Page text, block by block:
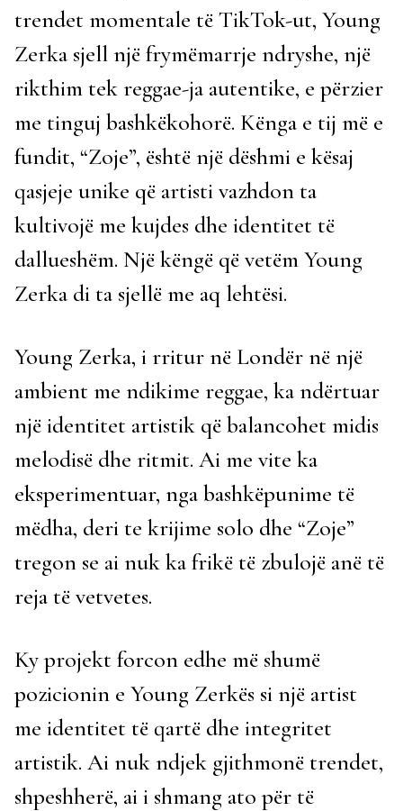
trendet momentale të TikTok-ut, Young
Zerka sjell një frymëmarrje ndryshe, një
rikthim tek reggae-ja autentike, e përzier
me tinguj bashkëkohorë. Kënga e tij më e
fundit, “Zoje”, është një dëshmi e kësaj
qasjeje unike që artisti vazhdon ta
kultivojë me kujdes dhe identitet të
dallueshëm. Një këngë që vetëm Young
Zerka di ta sjellë me aq lehtësi.
Young Zerka, i rritur në Londër në një
ambient me ndikime reggae, ka ndërtuar
një identitet artistik që balancohet midis
melodisë dhe ritmit. Ai me vite ka
eksperimentuar, nga bashkëpunime të
mëdha, deri te krijime solo dhe “Zoje”
tregon se ai nuk ka frikë të zbulojë anë të
reja të vetvetes.
Ky projekt forcon edhe më shumë
pozicionin e Young Zerkës si një artist
me identitet të qartë dhe integritet
artistik. Ai nuk ndjek gjithmonë trendet,
shpeshherë, ai i shmang ato për të